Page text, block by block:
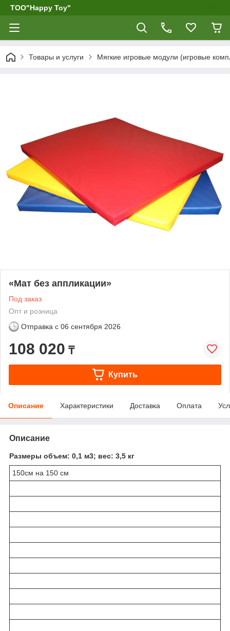
ТОО"Happy Toy"
Товары и услуги Мягкие игровые модули (игровые
«Мат без аппликации»
Под заказ
Опт и розница
Отправка с 06 сентября 2026
108 020 ₸
Купить
Описание Характеристики Доставка Оплата
Описание
Размеры объем: 0,1 м3; вес: 3,5 кг
150см на 150 см